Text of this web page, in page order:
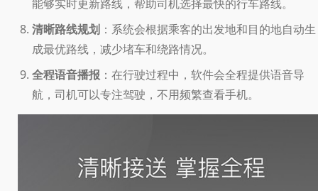
能够实时更新路线，帮助司机选择最快的行车路线。
清晰路线规划 ：系统会根据乘客的出发地和目的地自动生
成最优路线，减少堵车和绕路情况。
全程语音播报 ：在行驶过程中，软件会全程提供语音导
航，司机可以专注驾驶，不用频繁查看手机。